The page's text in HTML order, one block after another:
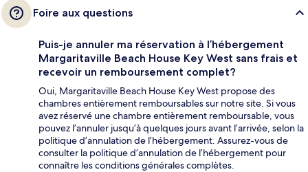
Foire aux questions
Puis-je annuler ma réservation à l’hébergement
Margaritaville Beach House Key West sans frais et
recevoir un remboursement complet?
Oui, Margaritaville Beach House Key West propose des
chambres entièrement remboursables sur notre site. Si vous
avez réservé une chambre entièrement remboursable, vous
pouvez l’annuler jusqu’à quelques jours avant l’arrivée, selon la
politique d’annulation de l’hébergement. Assurez-vous de
consulter la politique d’annulation de l’hébergement pour
connaître les conditions générales complètes.